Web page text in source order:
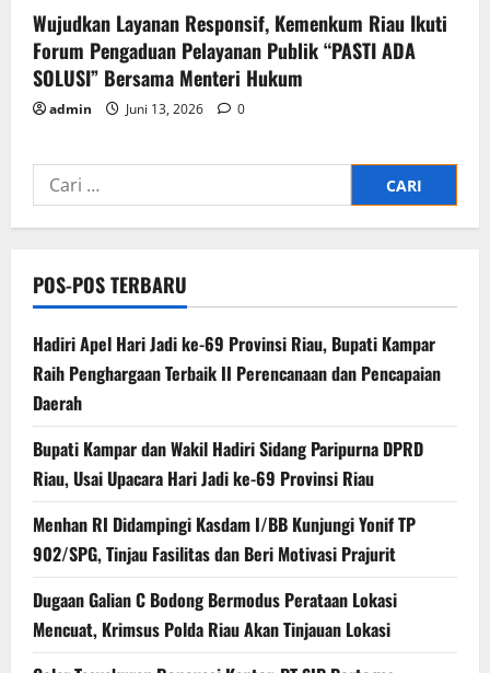
Wujudkan Layanan Responsif, Kemenkum Riau Ikuti
Forum Pengaduan Pelayanan Publik “PASTI ADA
SOLUSI” Bersama Menteri Hukum
admin Juni 13, 2026 0
Cari
untuk:
POS-POS TERBARU
Hadiri Apel Hari Jadi ke-69 Provinsi Riau, Bupati Kampar
Raih Penghargaan Terbaik II Perencanaan dan Pencapaian
Daerah
Bupati Kampar dan Wakil Hadiri Sidang Paripurna DPRD
Riau, Usai Upacara Hari Jadi ke-69 Provinsi Riau
Menhan RI Didampingi Kasdam I/BB Kunjungi Yonif TP
902/SPG, Tinjau Fasilitas dan Beri Motivasi Prajurit
Dugaan Galian C Bodong Bermodus Perataan Lokasi
Mencuat, Krimsus Polda Riau Akan Tinjauan Lokasi